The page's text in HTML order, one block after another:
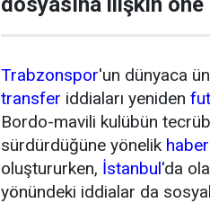
Trabzonspor'un dünyaca
transfer iddiaları yeniden
Bordo-mavili kulübün
sürdürdüğüne yönelik
oluştururken, İstanbul'da
yönündeki iddialar da